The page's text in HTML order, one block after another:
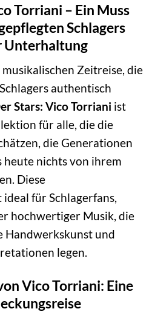
Torriani – Ein Muss
Schlagers
Unterhaltung
Zeitreise, die
authentisch
Stars: Vico Torriani ist
für alle, die die
die Generationen
heute nichts von ihrem
Diese
für Schlagerfans,
hochwertiger Musik, die
Handwerkskunst und
legen.
Vico Torriani: Eine